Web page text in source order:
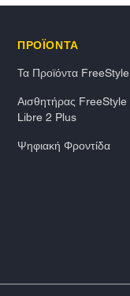
ΠΡΟΪΟΝΤΑ
Τα Προϊόντα FreeStyle
Αισθητήρας FreeStyle
Libre 2 Plus
Ψηφιακή Φροντίδα